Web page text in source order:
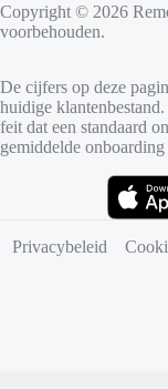
Copyright © 2026
voorbehouden.
De cijfers op deze
huidige
feit dat een standaard
gemiddelde
Privacybeleid